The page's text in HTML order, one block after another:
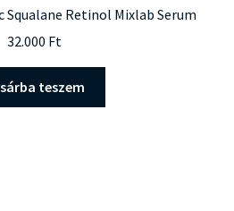
Retinol Mixlab Serum
32.000 Ft
teszem